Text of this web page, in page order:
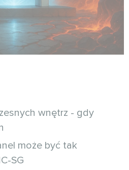
wnętrz - gdy
może być tak
SG